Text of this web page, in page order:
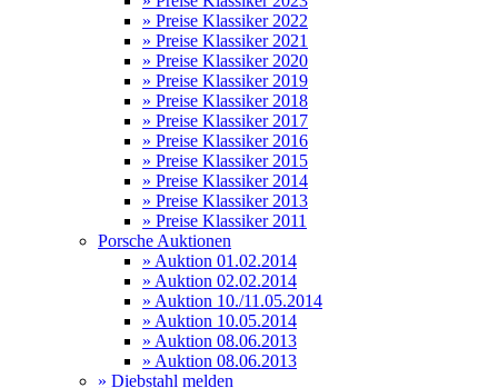
» Preise Klassiker 2022
» Preise Klassiker 2021
» Preise Klassiker 2020
» Preise Klassiker 2019
» Preise Klassiker 2018
» Preise Klassiker 2017
» Preise Klassiker 2016
» Preise Klassiker 2015
» Preise Klassiker 2014
» Preise Klassiker 2013
» Preise Klassiker 2011
Porsche Auktionen
» Auktion 01.02.2014
» Auktion 02.02.2014
» Auktion 10./11.05.2014
» Auktion 10.05.2014
» Auktion 08.06.2013
» Auktion 08.06.2013
» Diebstahl melden